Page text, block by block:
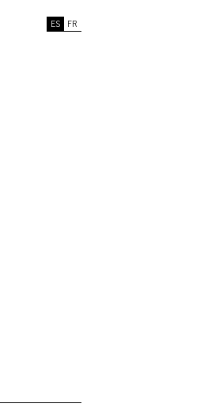
ES FR